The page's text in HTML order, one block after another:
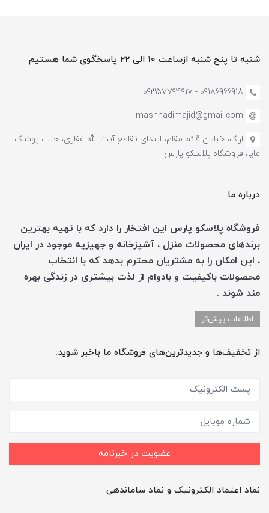
شنبه تا پنج شنبه ازساعت 10 الی 22 پاسخگوی شما هستیم
09186966918 - 0935779491۷
mashhadimajid@gmail.com
اراک، خیابان قائم مقام، ابتدای تقاطع آیت الله غفاری، جنب پوشاک
مایا، فروشگاه پلاسکو پارس
درباره ما
فروشگاه پلاسکو پارس این افتخار را دارد که با تهیه بهترین
برندهای محصولات منزل ، آشپزخانه و جهیزیه موجود در ایران
، این امکان را به مشتریان محترم بدهد که با انتخاب
محصولات باکیفیت و بادوام از لذت بیشتری در زندگی بهره
مند شوند .
اطلاعات بیش‌تر
از تخفیف‌ها و جدیدترین‌های فروشگاه ما باخبر شوید:
عضویت در خبرنامه
نماد اعتماد الکترونیک و نماد ساماندهی